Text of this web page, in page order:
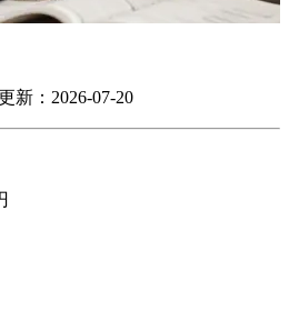
新： 2026-07-20